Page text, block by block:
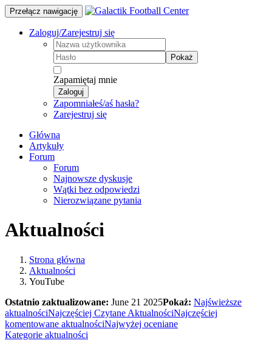
Przełącz nawigację
Zaloguj/Zarejestruj się
Pokaż
Zapamiętaj mnie
Zaloguj
Zapomniałeś/aś hasła?
Zarejestruj się
Główna
Artykuły
Forum
Forum
Najnowsze dyskusje
Wątki bez odpowiedzi
Nierozwiązane pytania
Aktualności
Strona główna
Aktualności
YouTube
Ostatnio zaktualizowane: June 21 2025Pokaż: Najświeższe
aktualnościNajczęściej Czytane AktualnościNajczęściej
komentowane aktualnościNajwyżej oceniane
Kategorie aktualności